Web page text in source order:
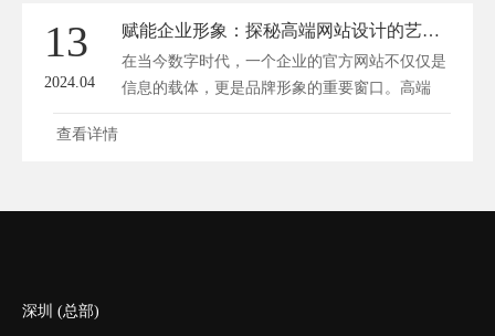
13
2024.04
赋能企业形象：探秘高端网站设计的艺术与效能
在当今数字时代，一个企业的官方网站不仅仅是
信息的载体，更是品牌形象的重要窗口。高端
网...
查看详情
深圳 (总部)